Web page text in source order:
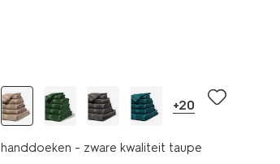
+20
handdoeken - zware kwaliteit taupe